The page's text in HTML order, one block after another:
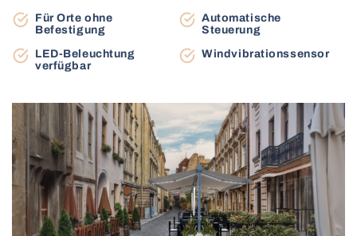
Dachfensterrollos
Elektrische Holzjalousien MOTIONBLINDS
Plissee-Insektenschutz
Elektrische Vorhangschienen
Torantriebe
Balkonmarkisen
BBQ-pergolen
Gartenhäuser
Für Orte ohne
Befestigung
Automatische
Steuerung
LED-Beleuchtung
verfügbar
Windvibrationssensor